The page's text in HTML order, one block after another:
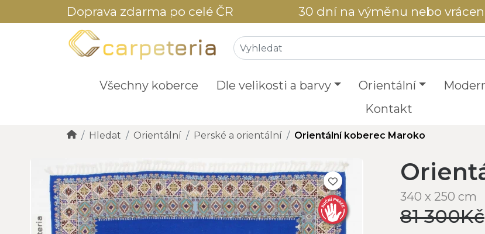
Doprava zdarma po celé ČR 30 dní na výměnu nebo
Všechny koberce Dle velikosti a barvy Orientální
Kontakt
Hledat Orientální Perské a orientální Orientální koberec Maroko
340 x 250 cm
81 300Kč